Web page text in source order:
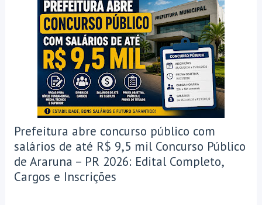
Prefeitura abre concurso público com
salários de até R$ 9,5 mil Concurso Público
de Araruna – PR 2026: Edital Completo,
Cargos e Inscrições